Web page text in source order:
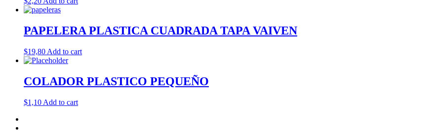
PAPELERA PLASTICA CUADRADA TAPA VAIVEN
$19,80 Add to cart
COLADOR PLASTICO PEQUEÑO
$1,10 Add to cart